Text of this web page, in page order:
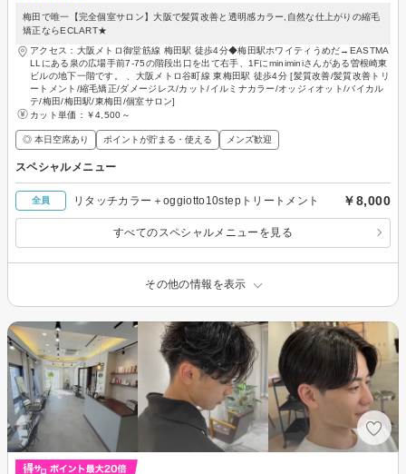
梅田で唯一【完全個室サロン】大阪で髪質改善と透明感カラー,自然な仕上がりの縮毛
矯正ならECLART★
アクセス：大阪メトロ御堂筋線 梅田駅 徒歩4分◆梅田駅ホワイティうめだ→EASTMA
LLにある泉の広場手前7-75の階段出口を出て右手、1Fにminiminiさんがある曽根崎東
ビルの地下一階です。 、大阪メトロ谷町線 東梅田駅 徒歩4分 [髪質改善/髪質改善トリ
ートメント/縮毛矯正/ダメージレス/カット/イルミナカラー/オッジィオット/バイカル
テ/梅田/梅田駅/東梅田/個室サロン]
カット単価： ￥4,500～
◎ 本日空席あり ポイントが貯まる・使える メンズ歓迎
スペシャルメニュー
全員 リタッチカラー＋oggiotto10stepトリートメント ￥8,000
すべてのスペシャルメニューを見る
その他の情報を表示